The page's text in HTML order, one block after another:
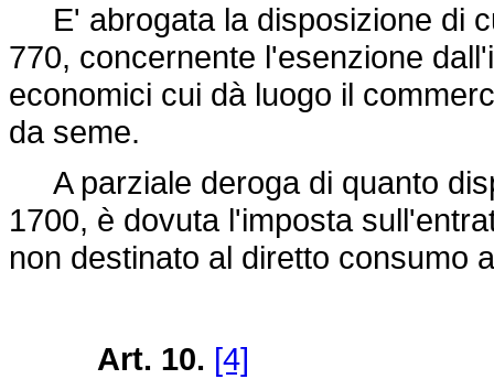
E' abrogata la disposizione di
770, concernente l'esenzione
economici cui dà luogo il
da seme.
A parziale deroga di quanto
1700, è dovuta l'imposta
non destinato al diretto consumo
Art. 10. [4]